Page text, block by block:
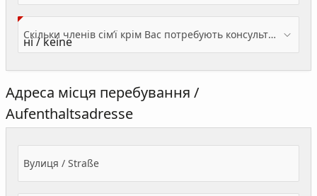
Скільки членів сім’ї крім Вас потребують консультації? / Wieviele Familienmitglieder brauchen Beratung - zusätzlich zu Ihnen?
Адреса місця перебування /
Aufenthaltsadresse
Вулиця / Straße